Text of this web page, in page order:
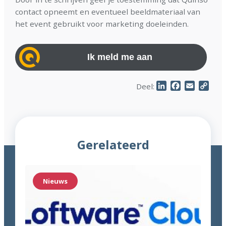
contact opneemt en eventueel beeldmateriaal van
het event gebruikt voor marketing doeleinden.
Deel: LinkedInFacebook
Email
Gerelateerd
Nieuws